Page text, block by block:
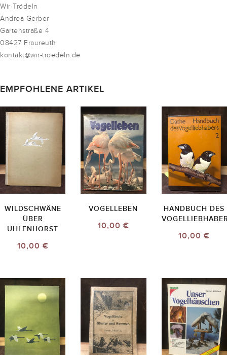
Wir Trödeln
Andrea Gerber
Gartenstraße 4
08427 Fraureuth
kontakt@wir-troedeln.de
EMPFOHLENE ARTIKEL
WILDSCHWÄNE
ÜBER
UHLENHORST
10,00 €
VOGELLEBEN
10,00 €
HANDBUCH DES
10,00 €